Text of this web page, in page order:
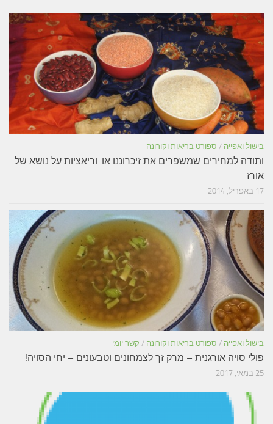
בישול ואפייה / ספורט בריאות וקורונה
ותודה למחירים שמשפרים את זיכרוננו או: וריאציות על נושא של
אורז
17 באפריל, 2014
בישול ואפייה / ספורט בריאות וקורונה / קשר יומי
פולי סויה אורגנית – מרק זך לצמחונים וטבעונים – יחי הסויה!
25 במאי, 2017